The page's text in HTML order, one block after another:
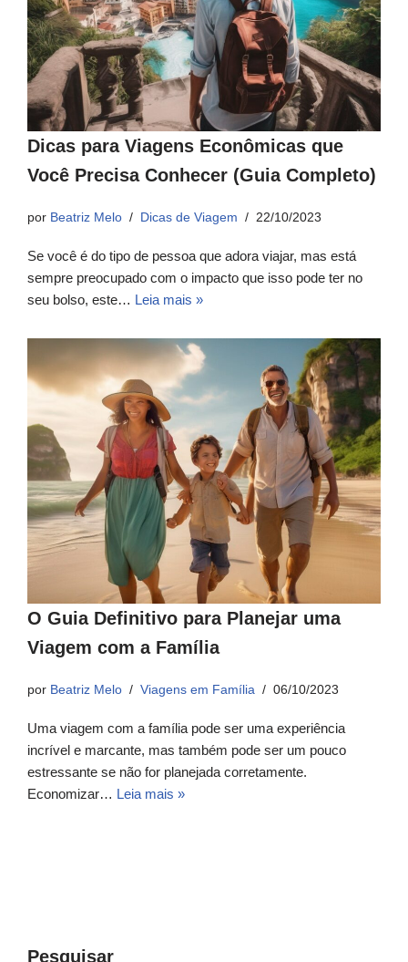
Dicas para Viagens Econômicas que
Você Precisa Conhecer (Guia Completo)
por Beatriz Melo Dicas de Viagem 22/10/2023
Se você é do tipo de pessoa que adora viajar, mas está
sempre preocupado com o impacto que isso pode ter no
seu bolso, este… Leia mais »
O Guia Definitivo para Planejar uma
Viagem com a Família
por Beatriz Melo Viagens em Família 06/10/2023
Uma viagem com a família pode ser uma experiência
incrível e marcante, mas também pode ser um pouco
estressante se não for planejada corretamente.
Economizar… Leia mais »
Pesquisar